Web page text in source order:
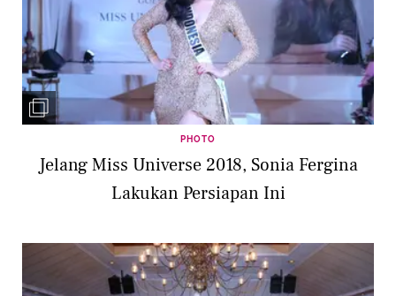
PHOTO
Jelang Miss Universe 2018, Sonia Fergina
Lakukan Persiapan Ini